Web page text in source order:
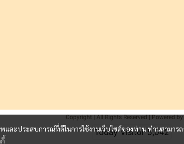
ละประสบการณ์ที่ดีในการใช้งานเว็บไซต์ของท่าน ท่านสามารถ
Copyright | All Rights Reserved | Powered by
Today Visitor5,042